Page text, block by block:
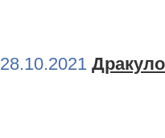
28.10.2021